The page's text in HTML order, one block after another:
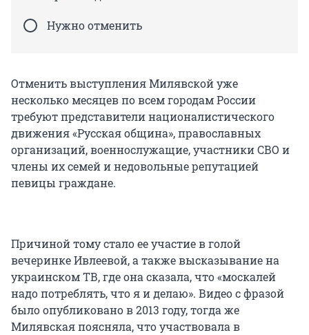
Нужно отменить
Отменить выступления Милявской уже
несколько месяцев по всем городам России
требуют представители националистического
движения «Русская община», православных
организаций, военнослужащие, участники СВО и
члены их семей и недовольные репутацией
певицы граждане.
Причиной тому стало ее участие в голой
вечеринке Ивлеевой, а также высказывание на
украинском ТВ, где она сказала, что «москалей
надо потреблять, что я и делаю». Видео с фразой
было опубликовано в 2013 году, тогда же
Милявская поясняла, что участвовала в